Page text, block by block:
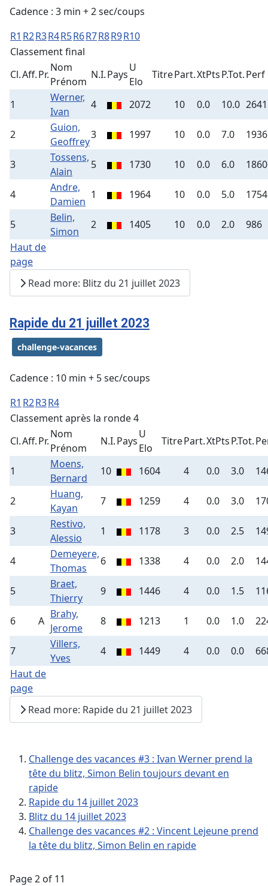
Cadence : 3 min + 2 sec/coups
R1 R2R3R4R5R6R7R8R9R10
Classement final
Cl.Aff.Pr.
Nom
Prénom
N.I.Pays
U
Elo
TitrePart.XtPtsP.Tot.Perf
1
Werner,
Ivan
4 2072 10 0.0 10.0 2641
2
Guion,
Geoffrey
3 1997 10 0.0 7.0 1936
3
Tossens,
Alain
5 1730 10 0.0 6.0 1860
4
Andre,
Damien
1 1964 10 0.0 5.0 1754
5
Belin,
Simon
2 1405 10 0.0 2.0
986
Haut de
page
Read more: Blitz du 21 juillet 2023
Rapide du 21 juillet 2023
challenge-vacances
Cadence : 10 min + 5 sec/coups
R1 R2R3R4
Classement après la ronde 4
Cl.Aff.Pr.
Nom
Prénom
N.I.Pays
U
Elo
TitrePart.XtPtsP.Tot.
1
Moens,
Bernard
10 1604 4 0.0 3.0
2
Huang,
Kayan
7 1259 4 0.0 3.0
3
Restivo,
Alessio
1 1178 3 0.0 2.5
4
Demeyere,
Thomas
6 1338 4 0.0 2.0
5
Braet,
Thierry
9 1446 4 0.0 1.5
6 A
Brahy,
Jerome
8 1213 1 0.0 1.0
7
Villers,
Yves
4 1449 4 0.0 0.0
Haut de
page
Read more: Rapide du 21 juillet 2023
Challenge des vacances #3 : Ivan Werner prend la
tête du blitz, Simon Belin toujours devant en
rapide
Rapide du 14 juillet 2023
Blitz du 14 juillet 2023
Challenge des vacances #2 : Vincent Lejeune prend
la tête du blitz, Simon Belin en rapide
Page 2 of 11